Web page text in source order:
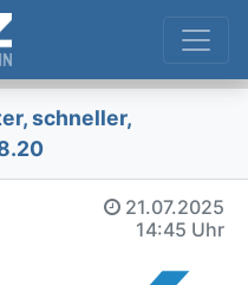
schneller,
21.07.2025
14:45 Uhr